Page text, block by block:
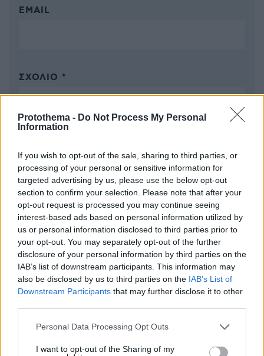
Protothema - Do Not Process My Personal
Information
If you wish to opt-out of the sale, sharing to third parties, or
processing of your personal or sensitive information for
targeted advertising by us, please use the below opt-out
section to confirm your selection. Please note that after your
opt-out request is processed you may continue seeing
interest-based ads based on personal information utilized by
us or personal information disclosed to third parties prior to
your opt-out. You may separately opt-out of the further
disclosure of your personal information by third parties on the
IAB’s list of downstream participants. This information may
also be disclosed by us to third parties on the IAB’s List of
Downstream Participants that may further disclose it to other
Please note that this website/app uses one or more Google
not limited to your visit or usage behaviour. You may click to
Personal Data Processing Opt Outs
I want to opt-out of the Sharing of my
EMAIL
ΣΧΌΛΙΟ *
Απομένουν2500χαρακτήρες
* Υποχρεωτικά πεδία
ΡΟΗ ΕΙΔΗΣΕΩΝ